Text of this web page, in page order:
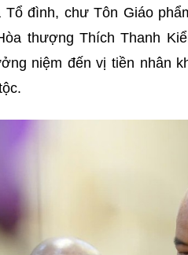
đình, chư Tôn Giáo
thượng Thích Thanh
niệm đến vị tiền nhân